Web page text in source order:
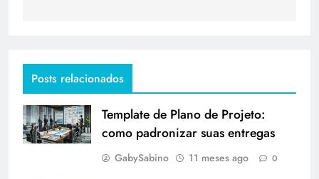
Posts relacionados
Template de Plano de Projeto:
como padronizar suas entregas
GabySabino 11 meses ago 0